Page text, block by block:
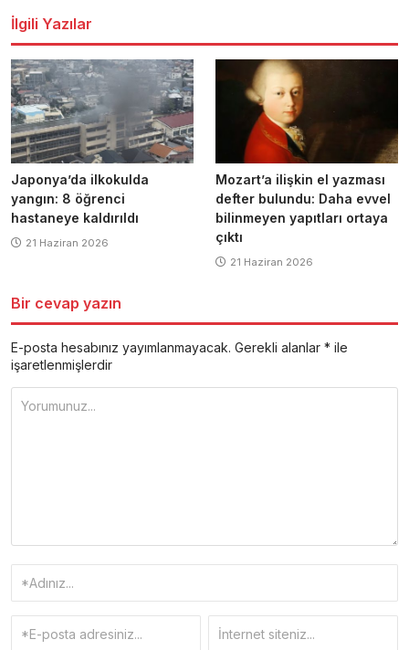
İlgili Yazılar
Japonya’da ilkokulda
yangın: 8 öğrenci
hastaneye kaldırıldı
21 Haziran 2026
Mozart’a ilişkin el yazması
defter bulundu: Daha evvel
bilinmeyen yapıtları ortaya
çıktı
21 Haziran 2026
Bir cevap yazın
E-posta hesabınız yayımlanmayacak. Gerekli alanlar * ile
işaretlenmişlerdir